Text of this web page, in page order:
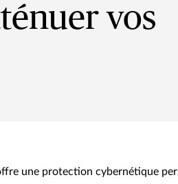
vos
une protection cybernétique